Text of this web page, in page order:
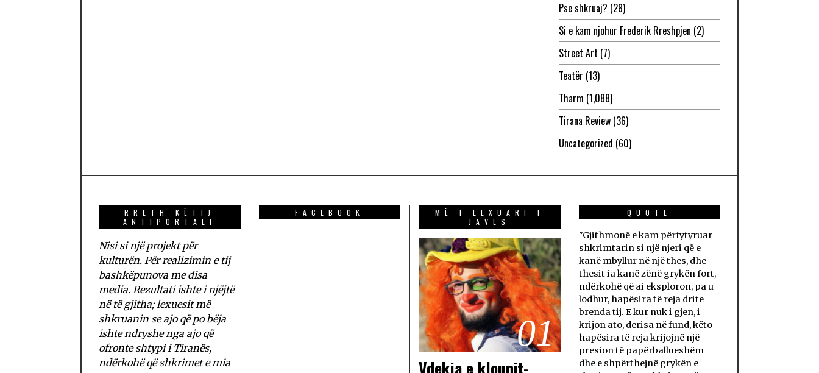
Pse shkruaj? (28)
Si e kam njohur Frederik Rreshpjen (2)
Street Art (7)
Teatër (13)
Tharm (1,088)
Tirana Review(36)
Uncategorized (60)
RRETH KËTIJ
ANTIPORTALI
Nisi si një projekt për
kulturën. Për realizimin e tij
bashkëpunova me disa
media. Rezultati ishte i njëjtë
në të gjitha; lexuesit më
shkruanin se ajo që po bëja
ishte ndryshe nga ajo që
ofronte shtypi i Tiranës,
ndërkohë që shkrimet e mia
FACEBOOK
MË I LEXUARI I
JAVES
01
Vdekja e klounit-
QUOTE
"Gjithmonë e kam përfytyruar
shkrimtarin si një njeri që e
kanë mbyllur në një thes, dhe
thesit ia kanë zënë grykën fort,
ndërkohë që ai eksploron, pa u
lodhur, hapësira të reja drite
brenda tij. E kur nuk i gjen, i
krijon ato, derisa në fund, këto
hapësira të reja krijojnë një
presion të papërballueshëm
dhe e shpërthejnë grykën e